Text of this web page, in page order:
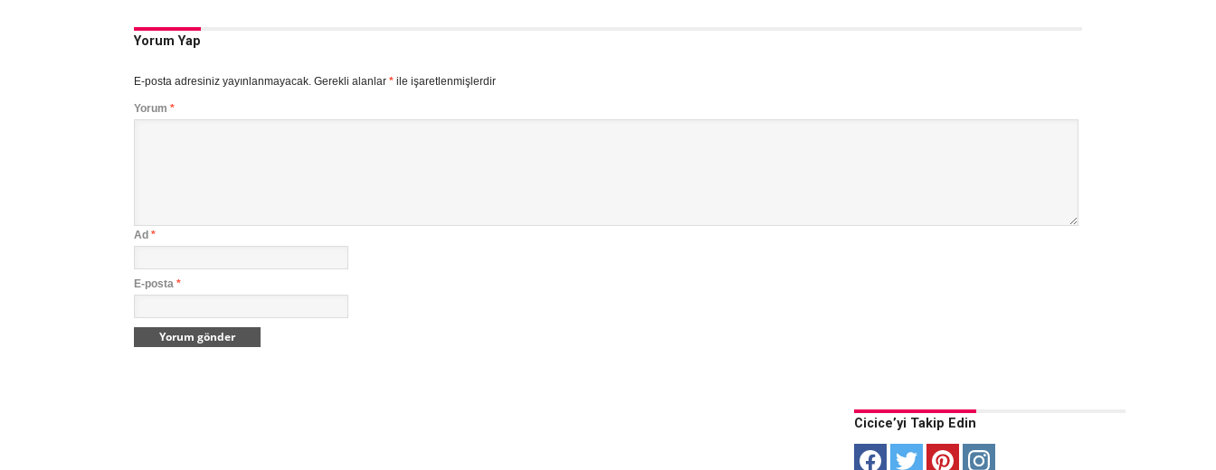
Yorum Yap
E-posta adresiniz yayınlanmayacak. Gerekli alanlar *ile işaretlenmişlerdir
Yorum *
Ad *
E-posta *
Cicice’yi Takip Edin